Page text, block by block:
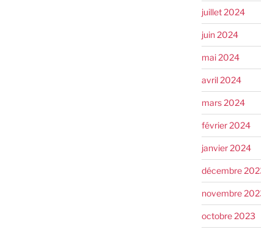
juillet 2024
juin 2024
mai 2024
avril 2024
mars 2024
février 2024
janvier 2024
décembre
novembre
octobre 2023